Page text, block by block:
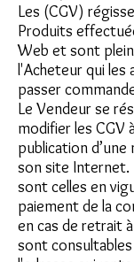
Les (CGV)
Produits
Web et sont
l'Acheteur qui les
passer
Le Vendeur se
modifier les
publication
son site Internet.
sont celles en
paiement de la
en cas de retrait
sont